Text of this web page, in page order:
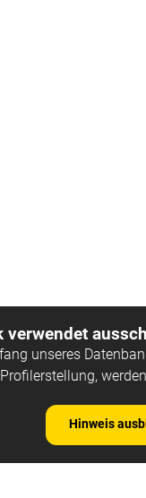
verwendet
unseres
Profilerstellung,
Hinweis